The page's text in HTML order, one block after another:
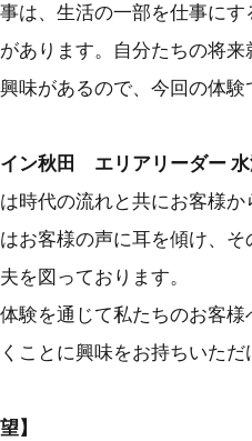
は、生活の一部を仕事に
あります。自分たちの将
味があるので、今回の体
イン秋田 エリアリーダー
時代の流れと共にお客様
お客様の声に耳を傾け、
を図っております。
験を通じて私たちのお客
ことに興味をお持ちいただ
】